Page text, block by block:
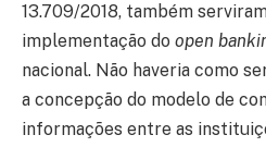
13.709/2018, também
implementação do open
nacional. Não haveria como
a concepção do modelo de
informações entre as